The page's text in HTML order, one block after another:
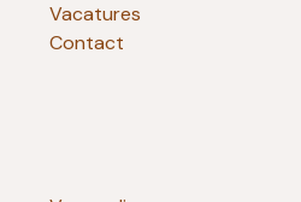
Vacatures
Contact